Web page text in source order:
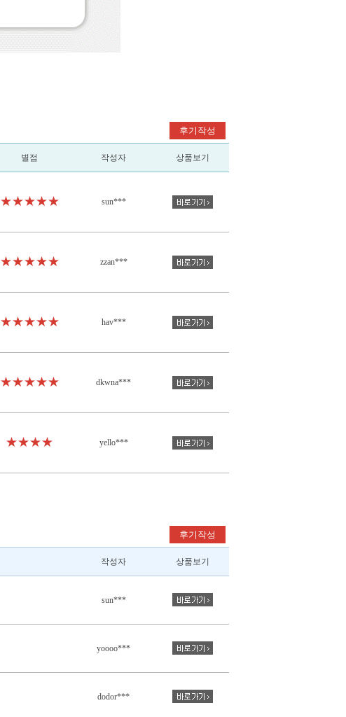
후기작성
별점 작성자 상품보기
★★★★★ sun***
★★★★★ zzan***
★★★★★ hav***
★★★★★ dkwna***
★★★★ yello***
후기작성
작성자 상품보기
sun***
yoooo***
dodor***